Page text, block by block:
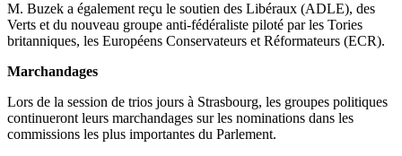
M. Buzek a également reçu le soutien des Libéraux (ADLE), des
Verts et du nouveau groupe anti-fédéraliste piloté par les Tories
britanniques, les Européens Conservateurs et Réformateurs (ECR).
Marchandages
Lors de la session de trios jours à Strasbourg, les groupes politiques
continueront leurs marchandages sur les nominations dans les
commissions les plus importantes du Parlement.